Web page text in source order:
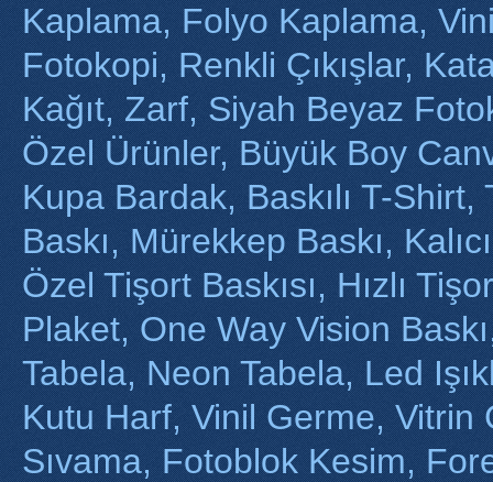
Kaplama, Folyo Kaplama,
Fotokopi, Renkli Çıkışlar,
Kağıt, Zarf, Siyah Beyaz
Özel Ürünler, Büyük Boy
Kupa Bardak, Baskılı T-Shirt,
Baskı, Mürekkep Baskı,
Özel Tişort Baskısı, Hızlı
Plaket, One Way Vision
Tabela, Neon Tabela, Led
Kutu Harf, Vinil Germe, Vitrin
Sıvama, Fotoblok Kesim,